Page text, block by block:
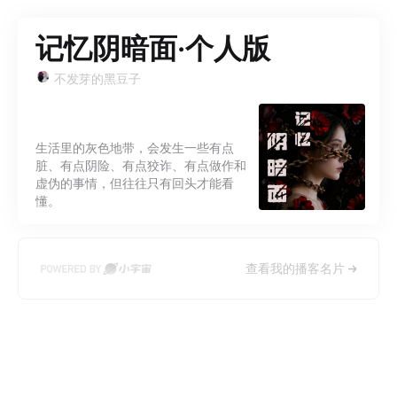
记忆阴暗面·个人版
不发芽的黑豆子
生活里的灰色地带，会发生一些有点
脏、有点阴险、有点狡诈、有点做作和
虚伪的事情，但往往只有回头才能看
懂。
查看我的播客名片